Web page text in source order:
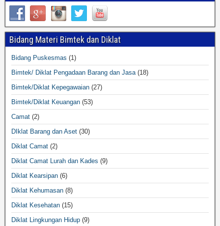
Bidang Materi Bimtek dan Diklat
Bidang Puskesmas (1)
Bimtek/ Diklat Pengadaan Barang dan Jasa (18)
Bimtek/Diklat Kepegawaian (27)
Bimtek/Diklat Keuangan (53)
Camat (2)
DIklat Barang dan Aset (30)
Diklat Camat (2)
Diklat Camat Lurah dan Kades (9)
Diklat Kearsipan (6)
Diklat Kehumasan (8)
Diklat Kesehatan (15)
Diklat Lingkungan Hidup (9)